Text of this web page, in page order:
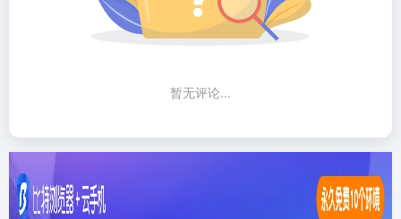
暂无评论...